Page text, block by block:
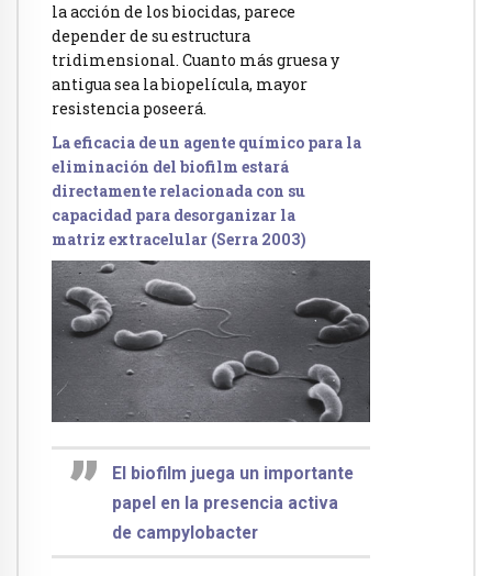
la acción de los biocidas, parece
depender de su estructura
tridimensional. Cuanto más gruesa y
antigua sea la biopelícula, mayor
resistencia poseerá.
La eficacia de un agente químico para la
eliminación del biofilm estará
directamente relacionada con su
capacidad para desorganizar la
matriz extracelular (Serra 2003)
El biofilm juega un importante
papel en la presencia activa
de campylobacter